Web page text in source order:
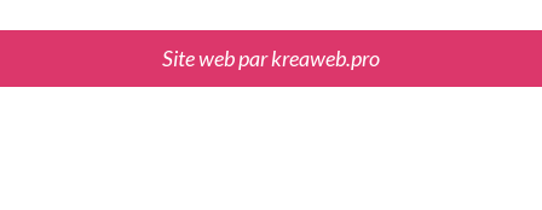
Site web parkreaweb.pro